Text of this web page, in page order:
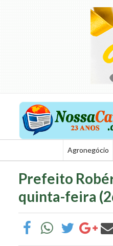
Agronegócio
Prefeito
quinta-feira